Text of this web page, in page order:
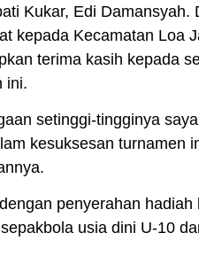
Kukar, Edi Damansyah.
kepada Kecamatan Loa
terima kasih kepada
ini.
setinggi-tingginya
kesuksesan turnamen
penyerahan
usia dini U-10